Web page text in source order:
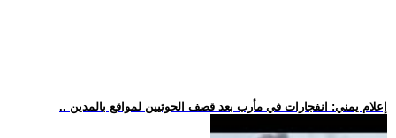
.. إعلام يمني: انفجارات في مأرب بعد قصف الحوثيين لمواقع بالمدين